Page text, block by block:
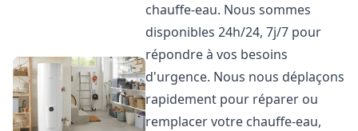
chauffe-eau. Nous sommes
disponibles 24h/24, 7j/7 pour
répondre à vos besoins
d'urgence. Nous nous déplaçons
rapidement pour réparer ou
remplacer votre chauffe-eau,